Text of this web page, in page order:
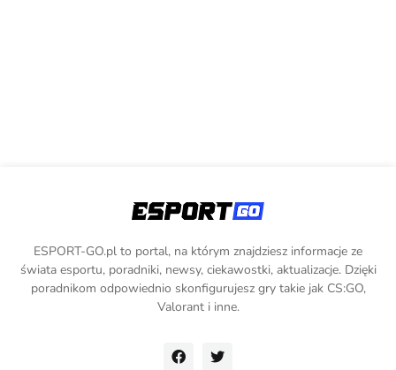
ESPORT-GO.pl to portal, na którym znajdziesz informacje ze
świata esportu, poradniki, newsy, ciekawostki, aktualizacje. Dzięki
poradnikom odpowiednio skonfigurujesz gry takie jak CS:GO,
Valorant i inne.